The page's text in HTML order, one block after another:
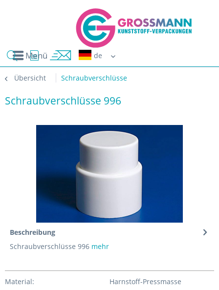
Menü
Übersicht Schraubverschlüsse
Schraubverschlüsse 996
Beschreibung
Schraubverschlüsse 996 mehr
Material: Harnstoff-Pressmasse